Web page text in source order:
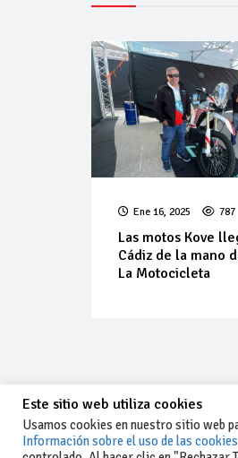
Ene 16, 2025 787
Las motos Kove
Cádiz de la mano
La Motocicleta
Este sitio web utiliza cookies
Usamos cookies en nuestro sitio web
Información sobre el uso de las cookies